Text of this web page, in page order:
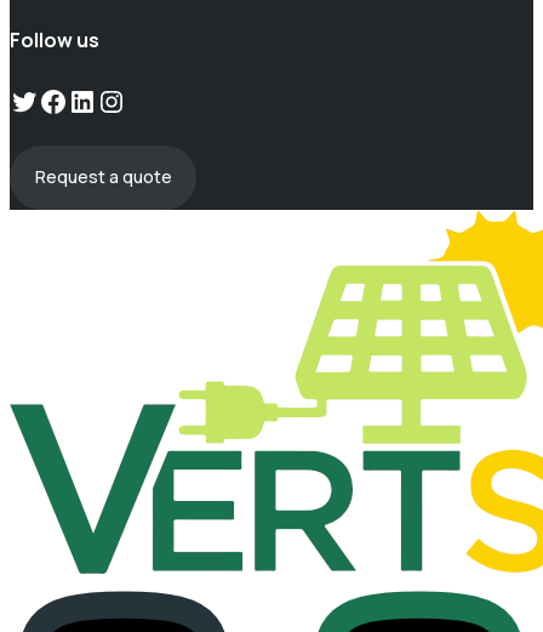
Follow us
Twitter
Facebook
LinkedIn
Instagram
Request a quote